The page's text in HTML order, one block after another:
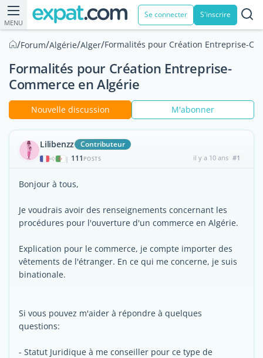
MENU
Se connecter S'inscrire
/Forum/Algérie/Alger/Formalités pour Création Entreprise-
Formalités pour Création Entreprise-
Commerce en Algérie
Nouvelle discussion M'abonner
Lilibenzz Contributeur
| 111 POSTS il y a 10 ans #1
Bonjour à tous,
Je voudrais avoir des renseignements concernant les
procédures pour l'ouverture d'un commerce en Algérie.
Explication pour le commerce, je compte importer des
vêtements de l'étranger. En ce qui me concerne, je suis
binationale.
Si vous pouvez m'aider à répondre à quelques
questions:
- Statut Juridique à me conseiller pour ce type de